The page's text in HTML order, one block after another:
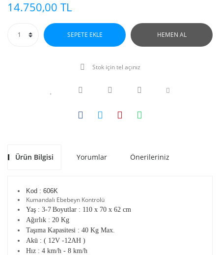
14.750,00 TL
SEPETE EKLE HEMEN AL
Stok için tel açınız
Ürün Bilgisi Yorumlar Önerileriniz
Kod : 606K
Kumandalı Ebebeyn Kontrolü
Yaş : 3-7 Boyutlar : 110 x 70 x 62 cm
Ağırlık : 20 Kg
Taşıma Kapasitesi : 40 Kg Max.
Akü : ( 12V -12AH )
Hız : 4 km/h - 8 km/h